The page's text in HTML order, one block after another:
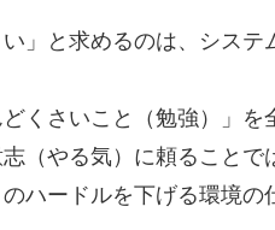
」と求めるのは、システ
くさいこと（勉強）」を
（やる気）に頼ること
ハードルを下げる環境の